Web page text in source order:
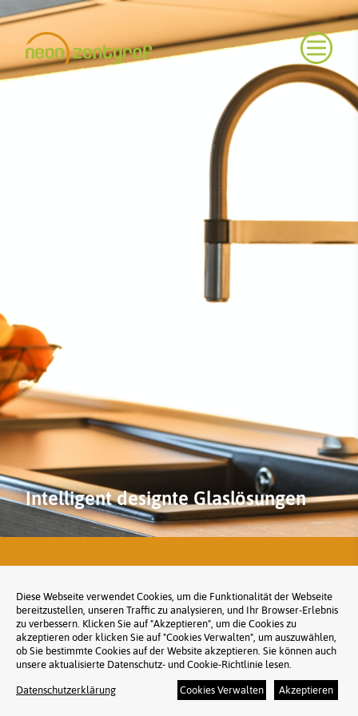
Intelligent designte Glaslösungen
Eingetragene Marke!
Diese Webseite verwendet Cookies, um die Funktionalität der Webseite
bereitzustellen, unseren Traffic zu analysieren, und Ihr Browser-Erlebnis
zu verbessern. Klicken Sie auf "Akzeptieren", um die Cookies zu
akzeptieren oder klicken Sie auf "Cookies Verwalten", um auszuwählen,
ob Sie bestimmte Cookies auf der Website akzeptieren. Sie können auch
unsere aktualisierte Datenschutz- und Cookie-Richtlinie lesen.
Datenschutzerklärung Cookies Verwalten Akzeptieren